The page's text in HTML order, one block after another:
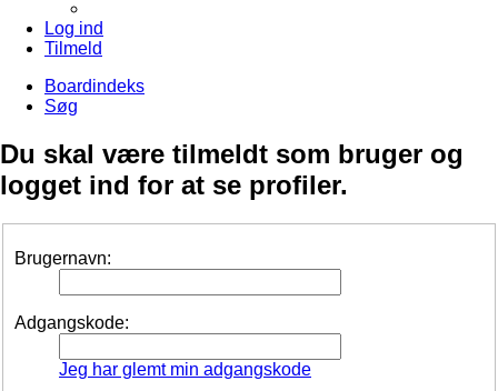
Log ind
Tilmeld
Boardindeks
Søg
Du skal være tilmeldt som bruger og
logget ind for at se profiler.
Brugernavn:
Adgangskode:
Jeg har glemt min adgangskode